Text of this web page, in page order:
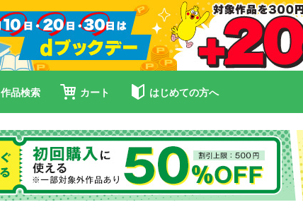
作品検索 カート はじめての方へ